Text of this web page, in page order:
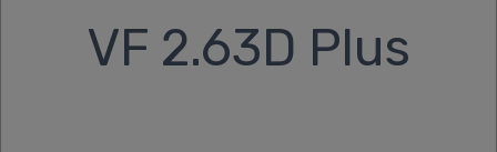
VF 2.63D Plus